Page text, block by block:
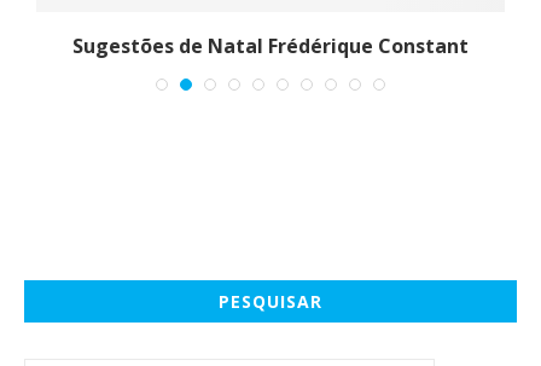
Sugestões de Natal Frédérique Constant
PESQUISAR